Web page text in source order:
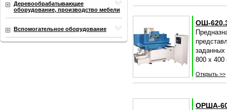
Деревообрабатывающее
оборудование, производство мебели
Вспомогательное оборудование
ОШ-
800 х
Открыть >>
ОРША-